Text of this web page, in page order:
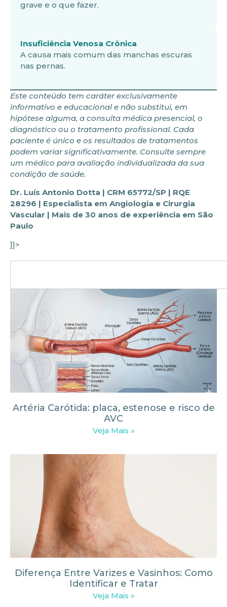
grave e o que fazer.
Insuficiência Venosa Crônica
A causa mais comum das manchas escuras
nas pernas.
Este conteúdo tem caráter exclusivamente
informativo e educacional e não substitui, em
hipótese alguma, a consulta médica presencial, o
diagnóstico ou o tratamento profissional. Cada
paciente é único e os resultados de tratamentos
podem variar significativamente. Consulte sempre
um médico para avaliação individualizada da sua
condição de saúde.
Dr. Luís Antonio Dotta | CRM 65772/SP | RQE
28296 | Especialista em Angiologia e Cirurgia
Vascular | Mais de 30 anos de experiência em São
Paulo
]]>
Artéria Carótida: placa, estenose e risco de
AVC
Veja Mais »
Diferença Entre Varizes e Vasinhos: Como
Identificar e Tratar
Veja Mais »